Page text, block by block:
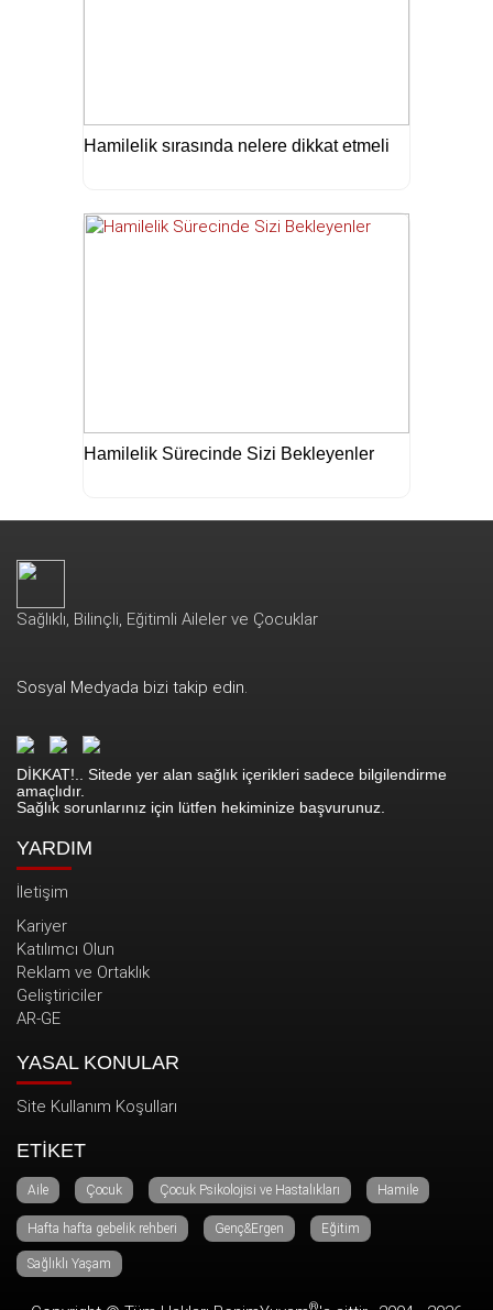
Hamilelik sırasında nelere dikkat etmeli
Hamilelik Sürecinde Sizi Bekleyenler
Sağlıklı, Bilinçli, Eğitimli Aileler ve Çocuklar
Sosyal Medyada bizi takip edin.
DİKKAT!.. Sitede yer alan sağlık içerikleri sadece bilgilendirme
amaçlıdır.
Sağlık sorunlarınız için lütfen hekiminize başvurunuz.
YARDIM
İletişim
Kariyer
Katılımcı Olun
Reklam ve Ortaklık
Geliştiriciler
AR-GE
YASAL KONULAR
Site Kullanım Koşulları
ETİKET
Aile Çocuk Çocuk Psikolojisi ve Hastalıkları Hamile
Hafta hafta gebelik rehberi Genç&Ergen Eğitim
Sağlıklı Yaşam